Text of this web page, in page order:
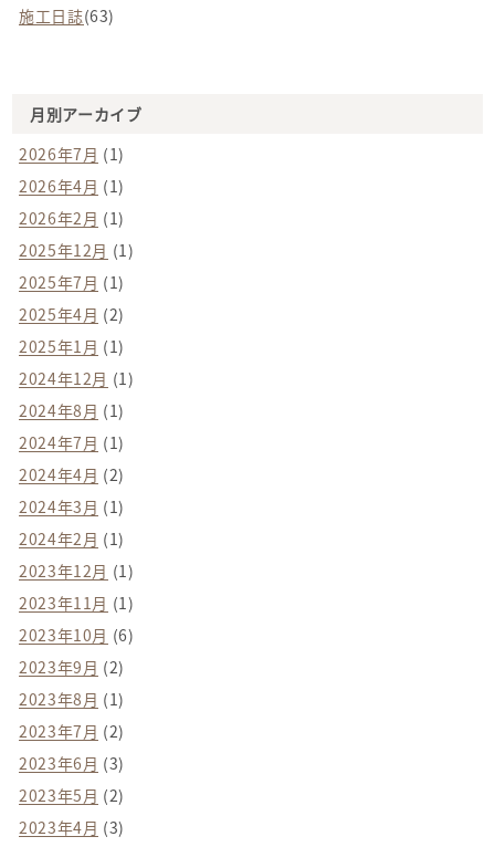
施工日誌(63)
月別アーカイブ
2026年7月 (1)
2026年4月 (1)
2026年2月 (1)
2025年12月 (1)
2025年7月 (1)
2025年4月 (2)
2025年1月 (1)
2024年12月 (1)
2024年8月 (1)
2024年7月 (1)
2024年4月 (2)
2024年3月 (1)
2024年2月 (1)
2023年12月 (1)
2023年11月 (1)
2023年10月 (6)
2023年9月 (2)
2023年8月 (1)
2023年7月 (2)
2023年6月 (3)
2023年5月 (2)
2023年4月 (3)